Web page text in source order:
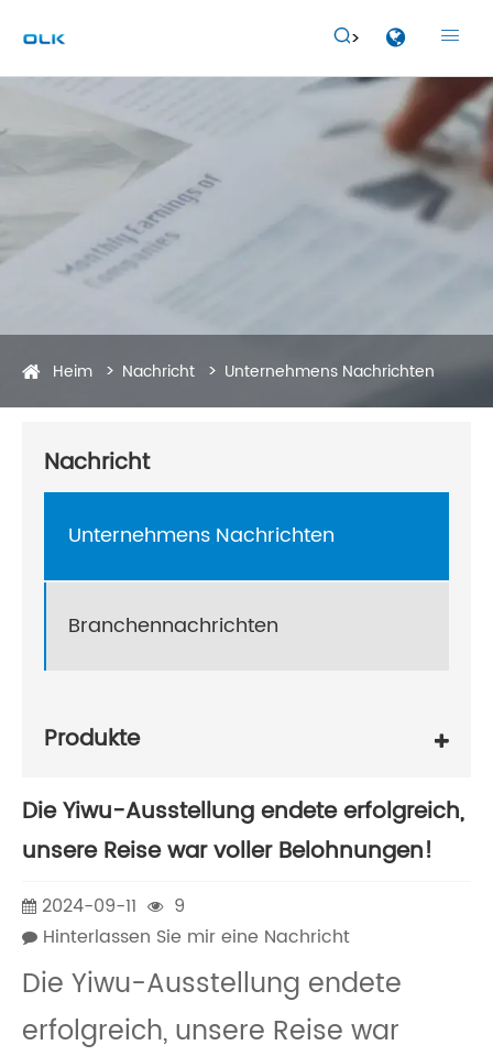
 
Heim Nachricht Unternehmens Nachrichten
Nachricht
Unternehmens Nachrichten
Branchennachrichten
Produkte
Die Yiwu-Ausstellung endete erfolgreich,
unsere Reise war voller Belohnungen!
2024-09-11
9
Hinterlassen Sie mir eine Nachricht
Die Yiwu-Ausstellung endete
erfolgreich, unsere Reise war